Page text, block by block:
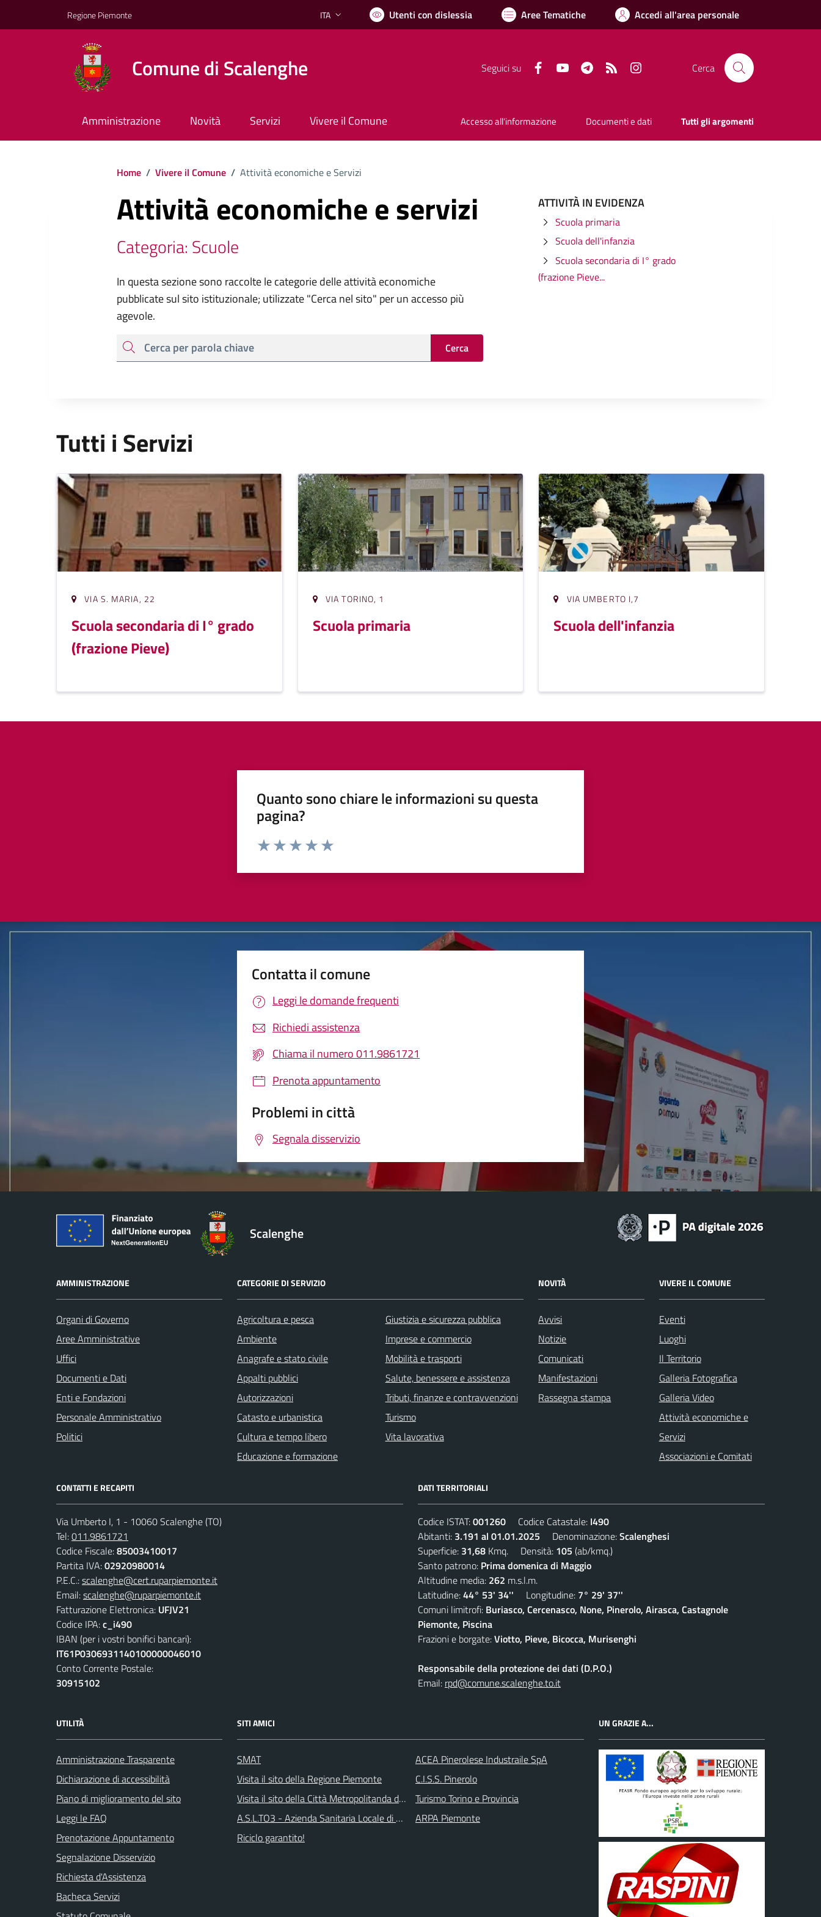
Regione Piemonte Lingua attiva:
ITA Utenti con dislessia Aree Tematiche Accedi all'area personale
Comune di Scalenghe Seguici su FacebookYouTube TelegramRSS Cerca
Amministrazione Novità Servizi Vivere il Comune Accesso all'informazione Documenti e dati Tutti gli argomenti
Home / Vivere il Comune / Attività economiche e Servizi
Attività economiche e servizi
Categoria: Scuole
In questa sezione sono raccolte le categorie delle attività economiche
pubblicate sul sito istituzionale; utilizzate "Cerca nel sito" per un accesso più
agevole.
cerca Cerca
ATTIVITÀ IN EVIDENZA
Scuola primaria
Scuola dell'infanzia
Scuola secondaria di I° grado
(frazione Pieve...
Tutti i Servizi
VIA S. MARIA, 22
Scuola secondaria di I° grado
(frazione Pieve)
VIA TORINO, 1
Scuola primaria
VIA UMBERTO I,7
Scuola dell'infanzia
Quanto sono chiare le informazioni su questa
pagina?
Valuta da 1 a 5 stelle la pagina
Contatta il comune
Leggi le domande frequenti
Richiedi assistenza
Chiama il numero 011.9861721
Prenota appuntamento
Problemi in città
Segnala disservizio
Scalenghe
AMMINISTRAZIONE
Organi di Governo
Aree Amministrative
Uffici
Documenti e Dati
Enti e Fondazioni
Personale Amministrativo
Politici
CATEGORIE DI SERVIZIO
Agricoltura e pesca
Ambiente
Anagrafe e stato civile
Appalti pubblici
Autorizzazioni
Catasto e urbanistica
Cultura e tempo libero
Educazione e formazione
Giustizia e sicurezza pubblica
Imprese e commercio
Mobilità e trasporti
Salute, benessere e assistenza
Tributi, finanze e contravvenzioni
Turismo
Vita lavorativa
NOVITÀ
Avvisi
Notizie
Comunicati
Manifestazioni
Rassegna stampa
VIVERE IL COMUNE
Eventi
Luoghi
Il Territorio
Galleria Fotografica
Galleria Video
Attività economiche e
Servizi
Associazioni e Comitati
CONTATTI E RECAPITI
Via Umberto I, 1 - 10060 Scalenghe (TO)
Tel:011.9861721
Codice Fiscale:85003410017
Partita IVA:02920980014
P.E.C.:scalenghe@cert.ruparpiemonte.it
Email:scalenghe@ruparpiemonte.it
Fatturazione Elettronica: UFJV21
Codice IPA:c_i490
IBAN (per i vostri bonifici bancari):
IT61P0306931140100000046010
Conto Corrente Postale:
30915102
DATI TERRITORIALI
Codice ISTAT:001260 Codice Catastale: I490
Abitanti: 3.191 al 01.01.2025 Denominazione:Scalenghesi
Superficie: 31,68 Kmq. Densità: 105 (ab/kmq.)
Santo patrono: Prima domenica di Maggio
Altitudine media: 262 m.s.l.m.
Latitudine:44° 53' 34'' Longitudine: 7° 29' 37''
Comuni limitrofi: Buriasco, Cercenasco, None, Pinerolo, Airasca, Castagnole
Piemonte, Piscina
Frazioni e borgate:Viotto, Pieve, Bicocca, Murisenghi
Responsabile della protezione dei dati (D.P.O.)
Email: rpd@comune.scalenghe.to.it
UTILITÀ
Amministrazione Trasparente
Dichiarazione di accessibilità
Piano di miglioramento del sito
Leggi le FAQ
Prenotazione Appuntamento
Segnalazione Disservizio
Richiesta d'Assistenza
Bacheca Servizi
SITI AMICI
SMAT
Visita il sito della Regione Piemonte
Visita il sito della Città Metropolitanda di Torino
A.S.L.TO3 - Azienda Sanitaria Locale di Collegno e Pinerolo
Riciclo garantito!
ACEA Pinerolese Industraile SpA
C.I.S.S. Pinerolo
Turismo Torino e Provincia
ARPA Piemonte
UN GRAZIE A...